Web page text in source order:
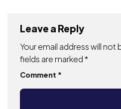
Leave a Reply
Your email address will not
fields are marked*
Comment *